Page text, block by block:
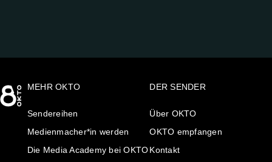
MEHR OKTO
Sendereihen
Medienmacher*in werden
Die Media Academy bei OKTO
DER SENDER
Über OKTO
OKTO empfangen
Kontakt